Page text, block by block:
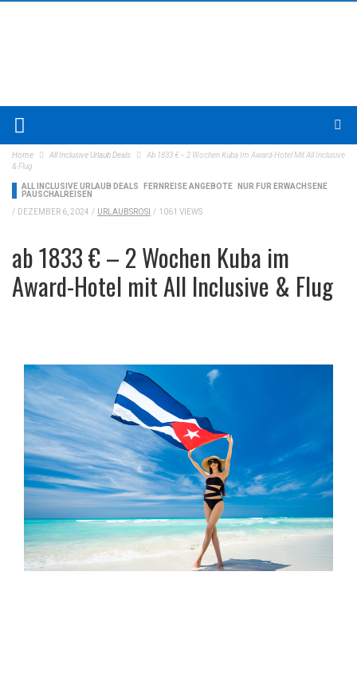
Home All Inclusive Urlaub Deals
Ab 1833 € – 2 Wochen Kuba Im Award-Hotel Mit All Inclusive
& Flug
ALL INCLUSIVE URLAUB DEALS FERNREISE ANGEBOTE
NUR FÜR ERWACHSENE
PAUSCHALREISEN
/ DEZEMBER 6, 2024 / URLAUBSROSI / 1061 VIEWS
ab 1833 € – 2 Wochen Kuba im
Award-Hotel mit All Inclusive & Flug